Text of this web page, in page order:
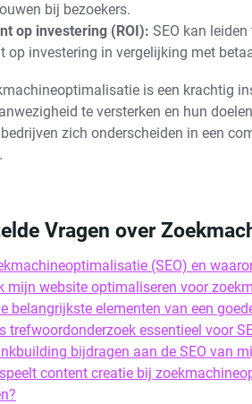
bij bezoekers.
op investering (ROI): SEO kan
op investering in vergelijking met
is een krachtig
te versterken en hun
zich onderscheiden in een
Vragen over
(SEO) en
mijn website optimaliseren voor
belangrijkste elementen van een
trefwoordonderzoek essentieel voor
bijdragen aan de SEO van
content creatie bij